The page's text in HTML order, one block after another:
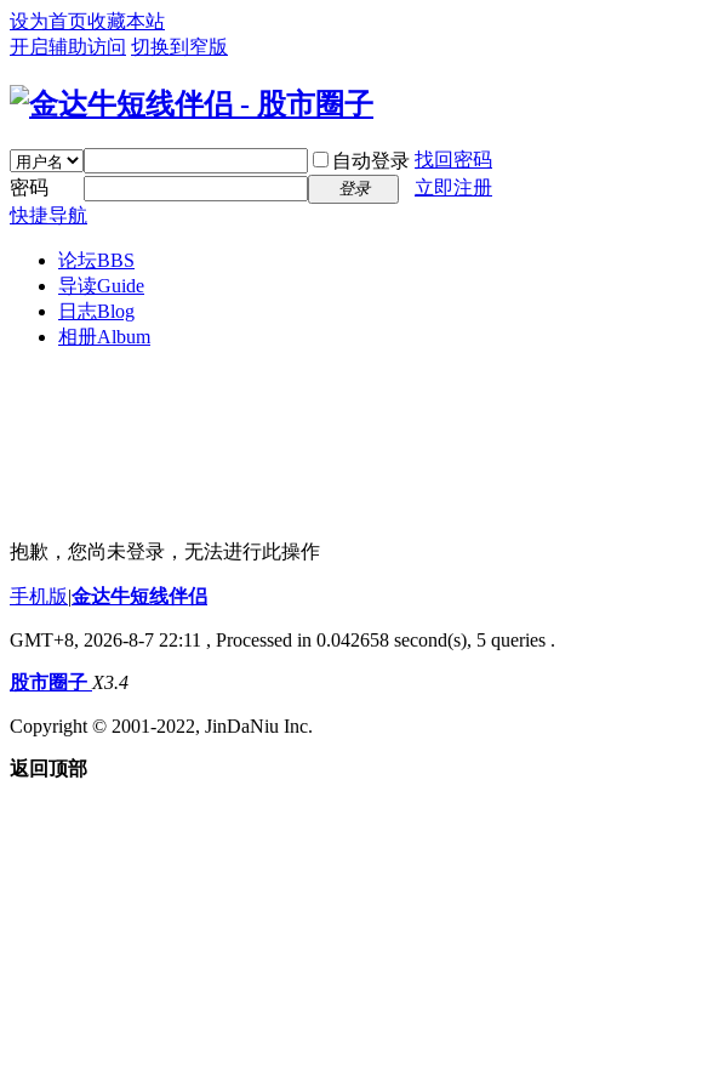
设为首页收藏本站
开启辅助访问 切换到窄版
自动登录 找回密码
密码
登录
立即注册
快捷导航
论坛BBS
导读Guide
日志Blog
相册Album
抱歉，您尚未登录，无法进行此操作
手机版|金达牛短线伴侣
GMT+8, 2026-8-7 22:11 , Processed in 0.042658 second(s), 5 queries .
股市圈子 X3.4
Copyright © 2001-2022, JinDaNiu Inc.
返回顶部